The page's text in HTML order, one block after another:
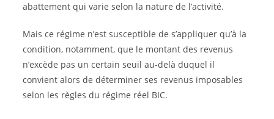
abattement qui varie selon la nature de l’activité.
Mais ce régime n’est susceptible de s’appliquer qu’à la
condition, notamment, que le montant des revenus
n’excède pas un certain seuil au-delà duquel il
convient alors de déterminer ses revenus imposables
selon les règles du régime réel BIC.